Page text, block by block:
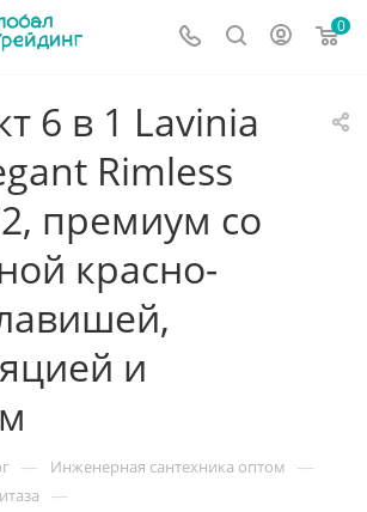
0
6 в 1 Lavinia
Rimless
премиум со
красно-
и
— Инженерная сантехника оптом —
—